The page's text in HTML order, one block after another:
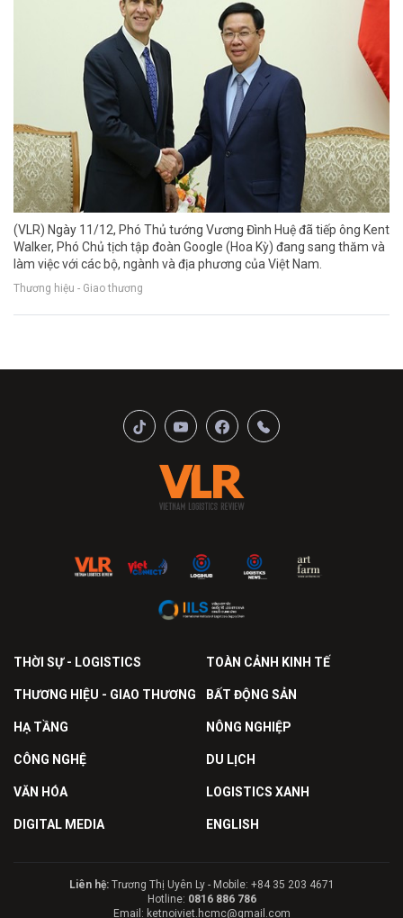
(VLR) Ngày 11/12, Phó Thủ tướng Vương Đình Huệ đã tiếp ông Kent
Walker, Phó Chủ tịch tập đoàn Google (Hoa Kỳ) đang sang thăm và
làm việc với các bộ, ngành và địa phương của Việt Nam.
Thương hiệu - Giao thương
THỜI SỰ - LOGISTICS TOÀN CẢNH KINH TẾ
THƯƠNG HIỆU - GIAO THƯƠNG BẤT ĐỘNG SẢN
HẠ TẦNG NÔNG NGHIỆP
CÔNG NGHỆ DU LỊCH
VĂN HÓA LOGISTICS XANH
DIGITAL MEDIA ENGLISH
Liên hệ:Trương Thị Uyên Ly - Mobile: +84 35 203 4671
Hotline: 0816 886 786
Email: ketnoiviet.hcmc@gmail.com